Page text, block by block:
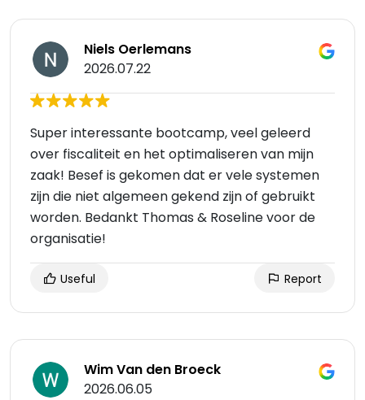
Niels Oerlemans
2026.07.22
Super interessante bootcamp, veel geleerd
over fiscaliteit en het optimaliseren van mijn
zaak! Besef is gekomen dat er vele systemen
zijn die niet algemeen gekend zijn of gebruikt
worden. Bedankt Thomas & Roseline voor de
organisatie!
Useful Report
Wim Van den Broeck
2026.06.05